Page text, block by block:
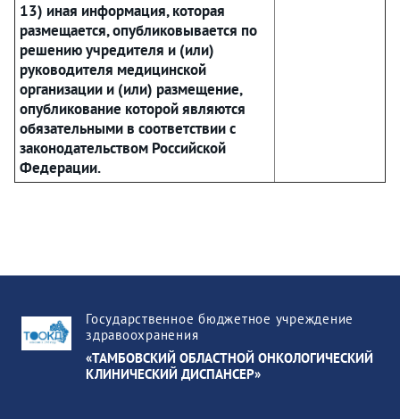
13) иная информация, которая
размещается, опубликовывается по
решению учредителя и (или)
руководителя медицинской
организации и (или) размещение,
опубликование которой являются
обязательными в соответствии с
законодательством Российской
Федерации.
Государственное бюджетное учреждение
здравоохранения
«ТАМБОВСКИЙ ОБЛАСТНОЙ ОНКОЛОГИЧЕСКИЙ
КЛИНИЧЕСКИЙ ДИСПАНСЕР»